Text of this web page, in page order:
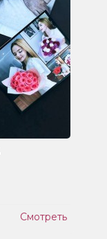
Смотреть